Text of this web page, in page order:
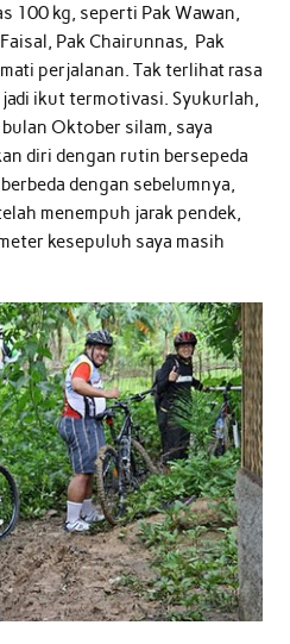
100 kg, seperti Pak Wawan,
Pak Chairunnas, Pak
perjalanan. Tak terlihat rasa
jadi ikut termotivasi. Syukurlah,
Oktober silam, saya
diri dengan rutin bersepeda
dengan sebelumnya,
menempuh jarak pendek,
kesepuluh saya masih